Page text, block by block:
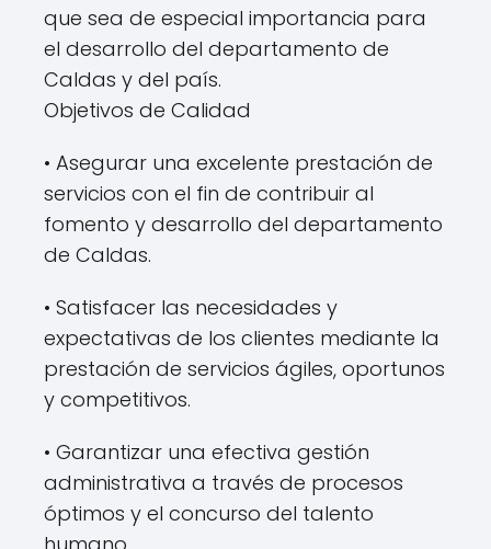
que sea de especial importancia para
el desarrollo del departamento de
Caldas y del país.
Objetivos de Calidad
• Asegurar una excelente prestación de
servicios con el fin de contribuir al
fomento y desarrollo del departamento
de Caldas.
• Satisfacer las necesidades y
expectativas de los clientes mediante la
prestación de servicios ágiles, oportunos
y competitivos.
• Garantizar una efectiva gestión
administrativa a través de procesos
óptimos y el concurso del talento